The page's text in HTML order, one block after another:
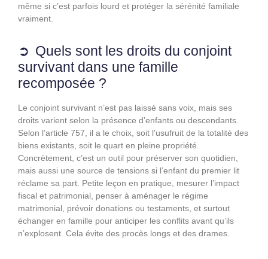
même si c’est parfois lourd et protéger la sérénité familiale
vraiment.
Quels sont les droits du conjoint
survivant dans une famille
recomposée ?
Le conjoint survivant n’est pas laissé sans voix, mais ses
droits varient selon la présence d’enfants ou descendants.
Selon l’article 757, il a le choix, soit l’usufruit de la totalité des
biens existants, soit le quart en pleine propriété.
Concrètement, c’est un outil pour préserver son quotidien,
mais aussi une source de tensions si l’enfant du premier lit
réclame sa part. Petite leçon en pratique, mesurer l’impact
fiscal et patrimonial, penser à aménager le régime
matrimonial, prévoir donations ou testaments, et surtout
échanger en famille pour anticiper les conflits avant qu’ils
n’explosent. Cela évite des procès longs et des drames.